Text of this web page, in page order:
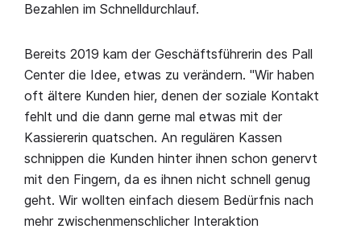
Bezahlen im Schnelldurchlauf.
Bereits 2019 kam der Geschäftsführerin des Pall
Center die Idee, etwas zu verändern. "Wir haben
oft ältere Kunden hier, denen der soziale Kontakt
fehlt und die dann gerne mal etwas mit der
Kassiererin quatschen. An regulären Kassen
schnippen die Kunden hinter ihnen schon genervt
mit den Fingern, da es ihnen nicht schnell genug
geht. Wir wollten einfach diesem Bedürfnis nach
mehr zwischenmenschlicher Interaktion